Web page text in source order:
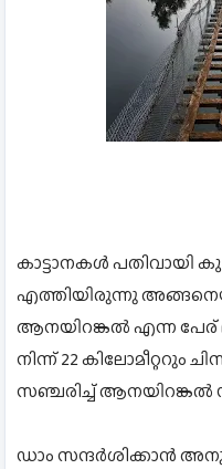
കാട്ടാനകൾ പതിവായി
എത്തിയിരുന്നു
ആനയിറങ്കൽ എന്ന പേര്
നിന്ന് 22 കിലോമീറ്ററും
സഞ്ചരിച്ച് ആനയിറങ്കൽ
ഡാം സന്ദർശിക്കാൻ